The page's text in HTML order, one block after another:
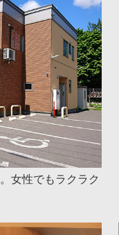
女性でもラクラク